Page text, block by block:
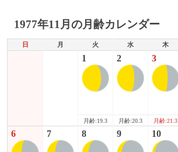
1977年11月の月齢カレンダー
日 月 火 水 木
1
月齢:19.3
2
月齢:20.3
3
月齢:21.3
6 7 8 9 10